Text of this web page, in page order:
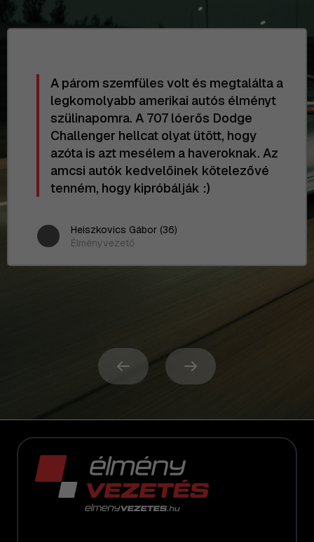
A párom szemfüles volt és megtalálta a
legkomolyabb amerikai autós élményt
szülinapomra. A 707 lóerős Dodge
Challenger hellcat olyat ütött, hogy
azóta is azt mesélem a haveroknak. Az
amcsi autók kedvelőinek kötelezővé
tenném, hogy kipróbálják :)
Heiszkovics Gábor (36)
Élményvezető